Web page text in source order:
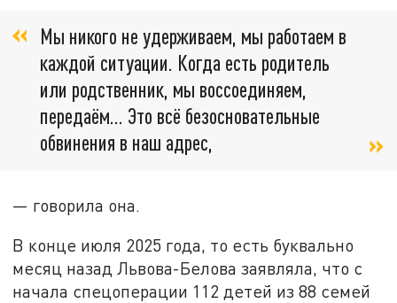
Мы никого не удерживаем, мы работаем в
каждой ситуации. Когда есть родитель
или родственник, мы воссоединяем,
передаём… Это всё безосновательные
обвинения в наш адрес,
— говорила она.
В конце июля 2025 года, то есть буквально
месяц назад Львова-Белова заявляла, что с
начала спецоперации 112 детей из 88 семей